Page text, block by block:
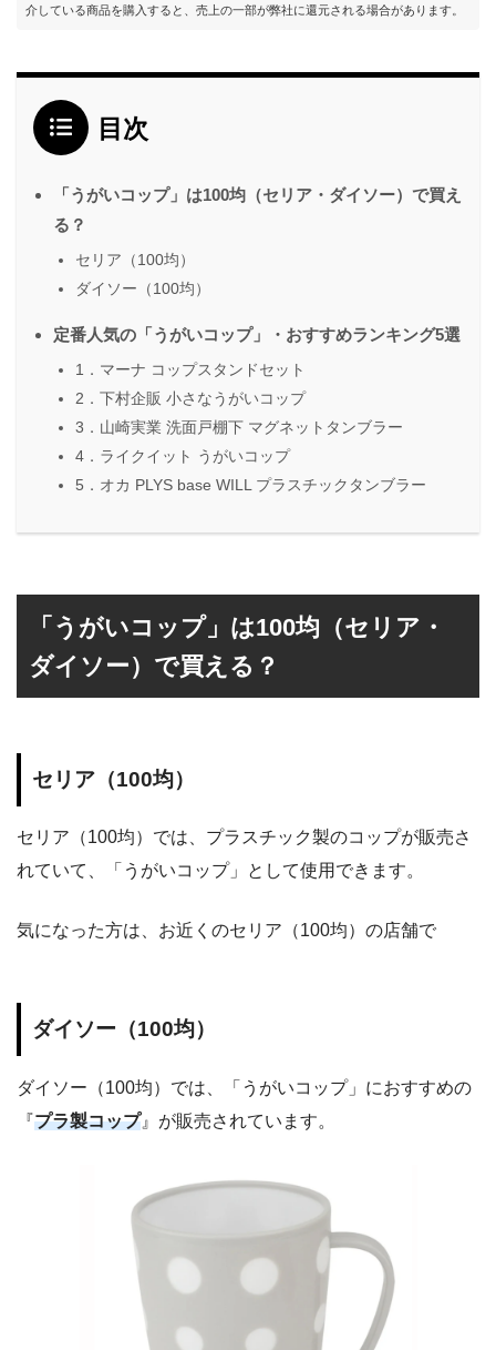
介している商品を購入すると、売上の一部が弊社に還元される場合があります。
目次
「うがいコップ」は100均（セリア・ダイソー）で買え
る？
セリア（100均）
ダイソー（100均）
定番人気の「うがいコップ」・おすすめランキング5選
1．マーナ コップスタンドセット
2．下村企販 小さなうがいコップ
3．山崎実業 洗面戸棚下 マグネットタンブラー
4．ライクイット うがいコップ
5．オカ PLYS base WILL プラスチックタンブラー
「うがいコップ」は100均（セリア・
ダイソー）で買える？
セリア（100均）
セリア（100均）では、プラスチック製のコップが販売さ
れていて、「うがいコップ」として使用できます。
気になった方は、お近くのセリア（100均）の店舗で
ダイソー（100均）
ダイソー（100均）では、「うがいコップ」におすすめの
『プラ製コップ』が販売されています。